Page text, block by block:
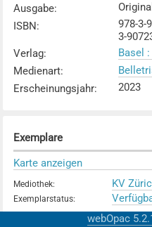
Ausgabe:
ISBN:
978-3-
3-
Verlag:
Basel
Medienart:
Erscheinungsjahr: 2023
Exemplare
Karte anzeigen
Mediothek: KV
Exemplarstatus:
webOpac